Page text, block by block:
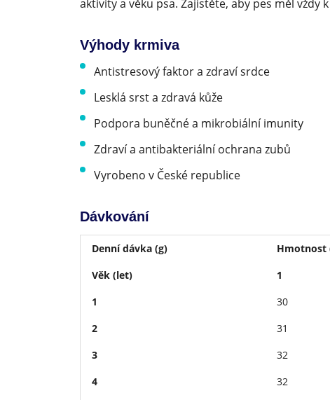
aktivity a věku psa. Zajistěte, aby pes měl
Výhody krmiva
Antistresový faktor a zdraví srdce
Lesklá srst a zdravá kůže
Podpora buněčné a mikrobiální imunity
Zdraví a antibakteriální ochrana zubů
Vyrobeno v České republice
Dávkování
Denní dávka (g)
Hmotnost
Věk (let)
1
1
30
2
31
3
32
4
32